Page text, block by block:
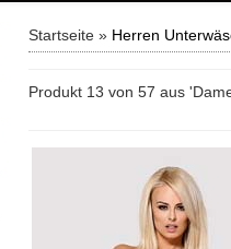
Startseite » Herren
Produkt 13 von 57 aus